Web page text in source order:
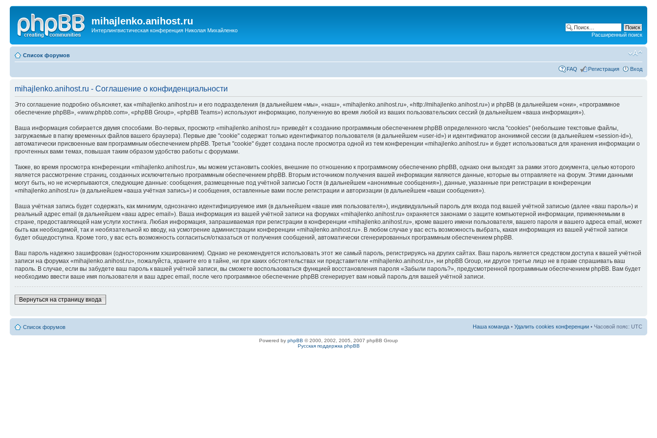
mihajlenko.anihost.ru
Интерлингвистическая конференция Николая Михайленко
Расширенный поиск
Список форумов
FAQ Регистрация Вход
mihajlenko.anihost.ru - Соглашение о конфиденциальности
Это соглашение подробно объясняет, как «mihajlenko.anihost.ru» и его подразделения (в дальнейшем «мы», «наш», «mihajlenko.anihost.ru», «http://mihajlenko.anihost.ru») и phpBB (в дальнейшем «они», «программное
обеспечение phpBB», «www.phpbb.com», «phpBB Group», «phpBB Teams») используют информацию, полученную во время любой из ваших пользовательских сессий (в дальнейшем «ваша информация»).
Ваша информация собирается двумя способами. Во-первых, просмотр «mihajlenko.anihost.ru» приведёт к созданию программным обеспечением phpBB определенного числа "cookies" (небольшие текстовые файлы,
загружаемые в папку временных файлов вашего браузера). Первые две "cookie" содержат только идентификатор пользователя (в дальнейшем «user-id») и идентификатор анонимной сессии (в дальнейшем «session-id»),
автоматически присвоенные вам программным обеспечением phpBB. Третья "cookie" будет создана после просмотра одной из тем конференции «mihajlenko.anihost.ru» и будет использоваться для хранения информации о
прочтенных вами темах, повышая таким образом удобство работы с форумами.
Также, во время просмотра конференции «mihajlenko.anihost.ru», мы можем установить cookies, внешние по отношению к программному обеспечению phpBB, однако они выходят за рамки этого документа, целью которого
является рассмотрение страниц, созданных исключительно программным обеспечением phpBB. Вторым источником получения вашей информации являются данные, которые вы отправляете на форум. Этими данными
могут быть, но не исчерпываются, следующие данные: сообщения, размещенные под учётной записью Гостя (в дальнейшем «анонимные сообщения»), данные, указанные при регистрации в конференции
«mihajlenko.anihost.ru» (в дальнейшем «ваша учётная запись») и сообщения, оставленные вами после регистрации и авторизации (в дальнейшем «ваши сообщения»).
Ваша учётная запись будет содержать, как минимум, однозначно идентифицируемое имя (в дальнейшем «ваше имя пользователя»), индивидуальный пароль для входа под вашей учётной записью (далее «ваш пароль») и
реальный адрес email (в дальнейшем «ваш адрес email»). Ваша информация из вашей учётной записи на форумах «mihajlenko.anihost.ru» охраняется законами о защите компьютерной информации, применяемыми в
стране, предоставляющей нам услуги хостинга. Любая информация, запрашиваемая при регистрации в конференции «mihajlenko.anihost.ru», кроме вашего имени пользователя, вашего пароля и вашего адреса email, может
быть как необходимой, так и необязательной ко вводу, на усмотрение администрации конференции «mihajlenko.anihost.ru». В любом случае у вас есть возможность выбрать, какая информация из вашей учётной записи
будет общедоступна. Кроме того, у вас есть возможность согласиться/отказаться от получения сообщений, автоматически сгенерированных программным обеспечением phpBB.
Ваш пароль надежно зашифрован (односторонним хэшированием). Однако не рекомендуется использовать этот же самый пароль, регистрируясь на других сайтах. Ваш пароль является средством доступа к вашей учётной
записи на форумах «mihajlenko.anihost.ru», пожалуйста, храните его в тайне, ни при каких обстоятельствах ни представители «mihajlenko.anihost.ru», ни phpBB Group, ни другое третье лицо не в праве спрашивать ваш
пароль. В случае, если вы забудете ваш пароль к вашей учётной записи, вы сможете воспользоваться функцией восстановления пароля «Забыли пароль?», предусмотренной программным обеспечением phpBB. Вам будет
необходимо ввести ваше имя пользователя и ваш адрес email, после чего программное обеспечение phpBB сгенерирует вам новый пароль для вашей учётной записи.
Вернуться на страницу входа
Список форумов Наша команда • Удалить cookies конференции • Часовой пояс: UTC
Powered by phpBB © 2000, 2002, 2005, 2007 phpBB Group
Русская поддержка phpBB